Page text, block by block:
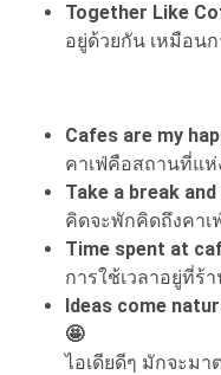
Together Like
อยู่ด้วยกัน เหมือน
Cafes are my
คาเฟ่คือสถานที่แ
Take a break
คิดจะพักคิดถึงคาเ
Time spent at
การใช้เวลาอยู่ที่ร้
Ideas come
🤩
ไอเดียดีๆ มักจะม